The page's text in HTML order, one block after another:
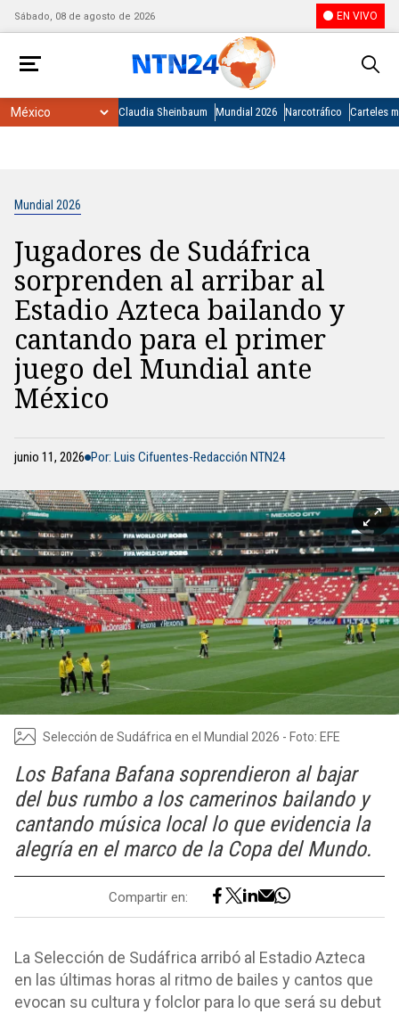
Sábado, 08 de agosto de 2026 EN VIVO
Claudia Sheinbaum Mundial 2026 Narcotráfico Carteles
Mundial 2026
Jugadores de Sudáfrica
sorprenden al arribar al
Estadio Azteca bailando y
cantando para el primer
juego del Mundial ante
México
junio 11, 2026 Por: Luis Cifuentes-Redacción NTN24
Selección de Sudáfrica en el Mundial 2026 - Foto: EFE
Los Bafana Bafana soprendieron al bajar
del bus rumbo a los camerinos bailando y
cantando música local lo que evidencia la
alegría en el marco de la Copa del Mundo.
Compartir en:
La Selección de Sudáfrica arribó al Estadio Azteca
en las últimas horas al ritmo de bailes y cantos que
evocan su cultura y folclor para lo que será su debut